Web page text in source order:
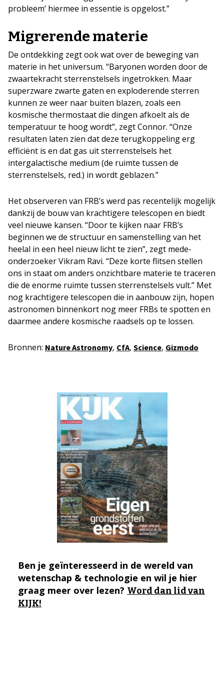
probleem’ hiermee in essentie is opgelost.”
Migrerende materie
De ontdekking zegt ook wat over de beweging van
materie in het universum. “Baryonen worden door de
zwaartekracht sterrenstelsels ingetrokken. Maar
superzware zwarte gaten en exploderende sterren
kunnen ze weer naar buiten blazen, zoals een
kosmische thermostaat die dingen afkoelt als de
temperatuur te hoog wordt”, zegt Connor. “Onze
resultaten laten zien dat deze terugkoppeling erg
efficiënt is en dat gas uit sterrenstelsels het
intergalactische medium (de ruimte tussen de
sterrenstelsels, red.) in wordt geblazen.”
Het observeren van FRB’s werd pas recentelijk mogelijk
dankzij de bouw van krachtigere telescopen en biedt
veel nieuwe kansen. “Door te kijken naar FRB’s
beginnen we de structuur en samenstelling van het
heelal in een heel nieuw licht te zien”, zegt mede-
onderzoeker Vikram Ravi. “Deze korte flitsen stellen
ons in staat om anders onzichtbare materie te traceren
die de enorme ruimte tussen sterrenstelsels vult.” Met
nog krachtigere telescopen die in aanbouw zijn, hopen
astronomen binnenkort nog meer FRBs te spotten en
daarmee andere kosmische raadsels op te lossen.
Bronnen: Nature Astronomy, CfA, Science, Gizmodo
Ben je geïnteresseerd in de wereld van
wetenschap & technologie en wil je hier
graag meer over lezen? Word dan lid van
KIJK!